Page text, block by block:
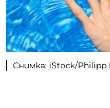
Снимка: iStock/Philipp